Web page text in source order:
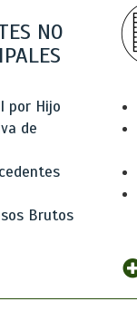
NO
por Hijo
de
Brutos